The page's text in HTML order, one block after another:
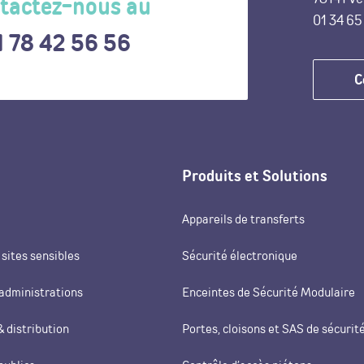
78 42 56 56
01 34
sensibles
distribution
Produits et Solutions
Appareils de transferts
Sécurité électronique
Enceintes de Sécurité Modulaire
Portes, cloisons et SAS de sécurité